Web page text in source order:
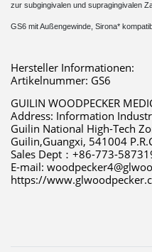
zur subgingivalen und supragingivalen
GS6 mit Außengewinde, Sirona*
Hersteller Informationen:
Artikelnummer: GS6
GUILIN WOODPECKER
Address: Information
Guilin National High-Tech
Guilin,Guangxi, 541004
Sales Dept：+86-773-
E-mail:
https://